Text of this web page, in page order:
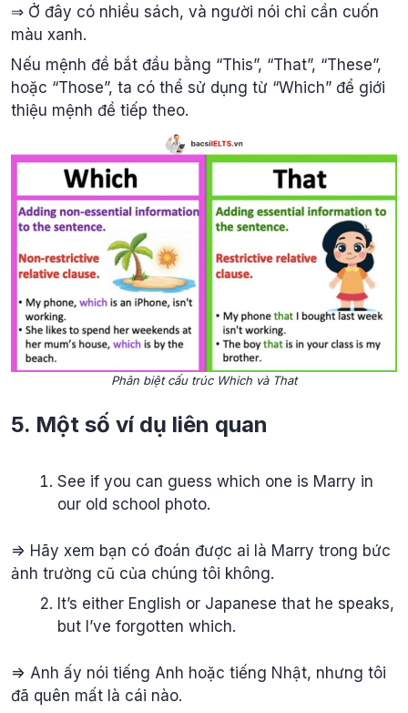
⇒ Ở đây có nhiều sách, và người nói chỉ cần cuốn
màu xanh.
Nếu mệnh đề bắt đầu bằng “This”, “That”, “These”,
hoặc “Those”, ta có thể sử dụng từ “Which” để giới
thiệu mệnh đề tiếp theo.
Phân biệt cấu trúc Which và That
5. Một số ví dụ liên quan
See if you can guess which one is Marry in
our old school photo.
=> Hãy xem bạn có đoán được ai là Marry trong bức
ảnh trường cũ của chúng tôi không.
It’s either English or Japanese that he speaks,
but I’ve forgotten which.
=> Anh ấy nói tiếng Anh hoặc tiếng Nhật, nhưng tôi
đã quên mất là cái nào.